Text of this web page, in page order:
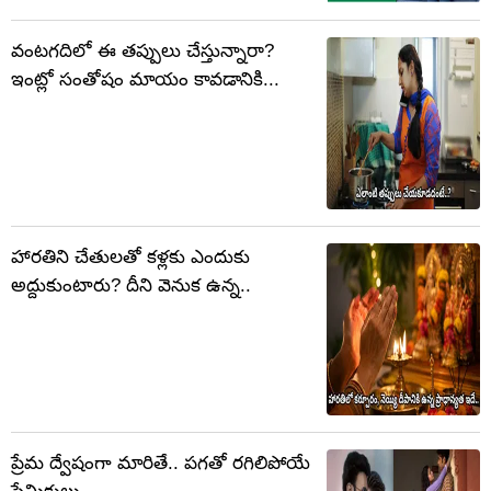
వంటగదిలో ఈ తప్పులు చేస్తున్నారా?
ఇంట్లో సంతోషం మాయం కావడానికి...
హారతిని చేతులతో కళ్లకు ఎందుకు
అద్దుకుంటారు? దీని వెనుక ఉన్న..
ప్రేమ ద్వేషంగా మారితే.. పగతో రగిలిపోయే